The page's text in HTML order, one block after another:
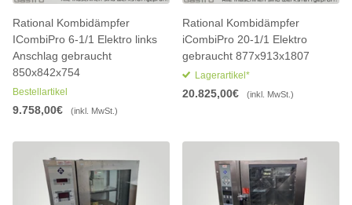
Rational Kombidämpfer
ICombiPro 6-1/1 Elektro links
Anschlag gebraucht
850x842x754
Bestellartikel
9.758,00€ (inkl. MwSt.)
Rational Kombidämpfer
iCombiPro 20-1/1 Elektro
gebraucht 877x913x1807
Lagerartikel*
20.825,00€ (inkl. MwSt.)